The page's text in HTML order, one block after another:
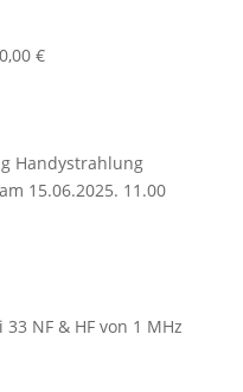
€
15.06.2025. 11.00
NF & HF von 1 MHz